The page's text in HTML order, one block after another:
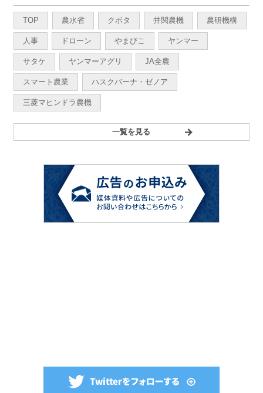
TOP 農水省 クボタ 井関農機 農研機構
人事 ドローン やまびこ ヤンマー
サタケ ヤンマーアグリ JA全農
スマート農業 ハスクバーナ・ゼノア
三菱マヒンドラ農機
一覧を見る